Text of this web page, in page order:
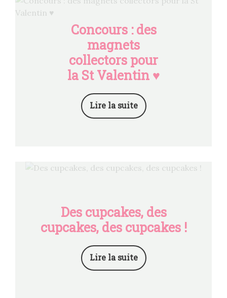
Concours : des
magnets
collectors pour
la St Valentin ♥
Lire la suite
Des cupcakes, des
cupcakes, des cupcakes !
Lire la suite